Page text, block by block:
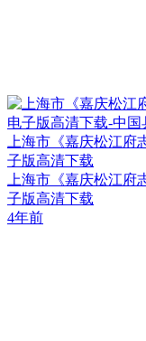
上海市《嘉庆松江
子版高清下载
上海市《嘉庆松江
子版高清下载
4年前